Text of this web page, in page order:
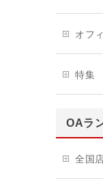
オフ
特集
OAラ
全国